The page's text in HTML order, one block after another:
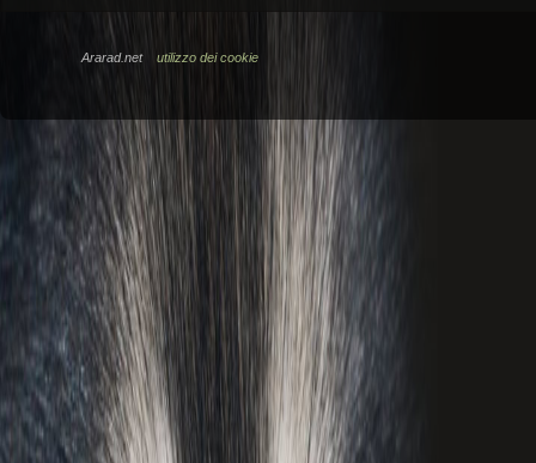
Ararad.net utilizzo dei cookie